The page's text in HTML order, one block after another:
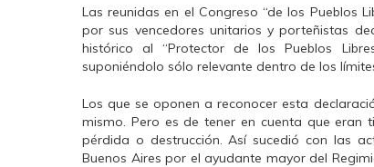
Las reunidas en el Congreso “de los Pueblos
por sus vencedores unitarios y porteñistas
histórico al “Protector de los Pueblos
suponiéndolo sólo relevante dentro de los
Los que se oponen a reconocer esta
mismo. Pero es de tener en cuenta que eran
pérdida o destrucción. Así sucedió con las
Buenos Aires por el ayudante mayor del